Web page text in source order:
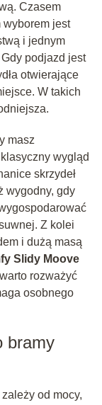
Czasem
jest
i jednym
podjazd jest
otwierające
W takich
masz
wygląd
skrzydeł
wygodny, gdy
Z kolei
i dużą masą
Slidy Moove
rozważyć
osobnego
bramy
od mocy,